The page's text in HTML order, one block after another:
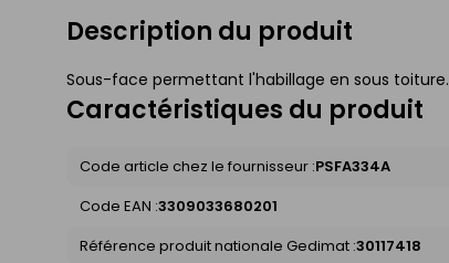
Description du produit
Sous-face permettant l'habillage en sous toiture.
Caractéristiques du produit
Code article chez le fournisseur :PSFA334A
Code EAN :3309033680201
Référence produit nationale Gedimat :30117418